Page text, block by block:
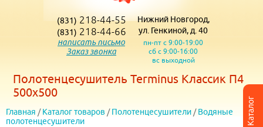
Каталог
(831) 218-44-55
(831) 218-44-66
написать письмо
Заказ звонка
Нижний Новгород,
ул. Генкиной, д. 40
пн-пт с 9:00-19:00
сб с 9:00-16:00
вс выходной
Полотенцесушитель Terminus Классик П4
500х500
Главная / Каталог товаров / Полотенцесушители / Водяные
полотенцесушители